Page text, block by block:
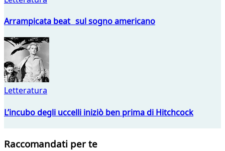
Arrampicata beat sul sogno americano
Letteratura
L’incubo degli uccelli iniziò ben prima di Hitchcock
Raccomandati per te